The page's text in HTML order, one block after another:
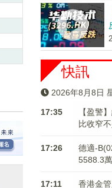
快訊
2026年8月8日
17:35
【盈警
比收窄
17:26
德適-
5588.3
17:11
香港金